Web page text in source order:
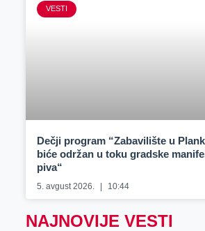
VESTI
Dečji program “Zabavilište u
biće održan u toku gradske
piva“
5. avgust 2026. 10:44
NAJNOVIJE VESTI